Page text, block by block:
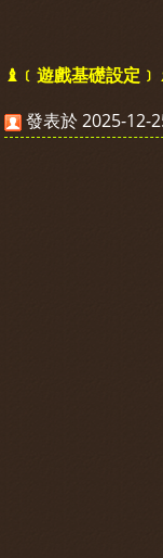
› ›
♝﹝遊戲基礎設定
發表於 2025-12-